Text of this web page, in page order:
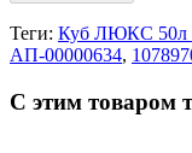
Теги: Куб ЛЮКС 50л
АП-00000634,
С этим товаром